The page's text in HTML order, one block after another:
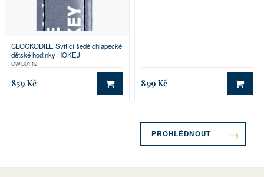
CLOCKODILE Svítící šedé chlapecké
dětské hodinky HOKEJ
CWB0112
859 Kč DO KOŠÍKU
899 Kč DO
PROHLÉDNOUT